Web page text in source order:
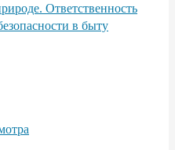
Ответственность
в быту